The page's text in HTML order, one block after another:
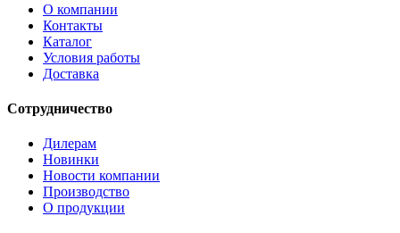
О компании
Контакты
Каталог
Условия работы
Доставка
Сотрудничество
Дилерам
Новинки
Новости компании
Производство
О продукции